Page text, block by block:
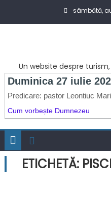
sâmbătă,
Un website despre
ETICHETĂ: